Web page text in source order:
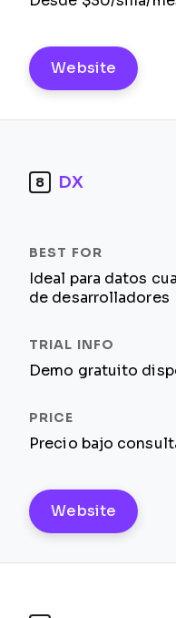
Website
8 DX
Ideal para datos
de desarrolladores
Demo gratuito
Precio bajo
Website